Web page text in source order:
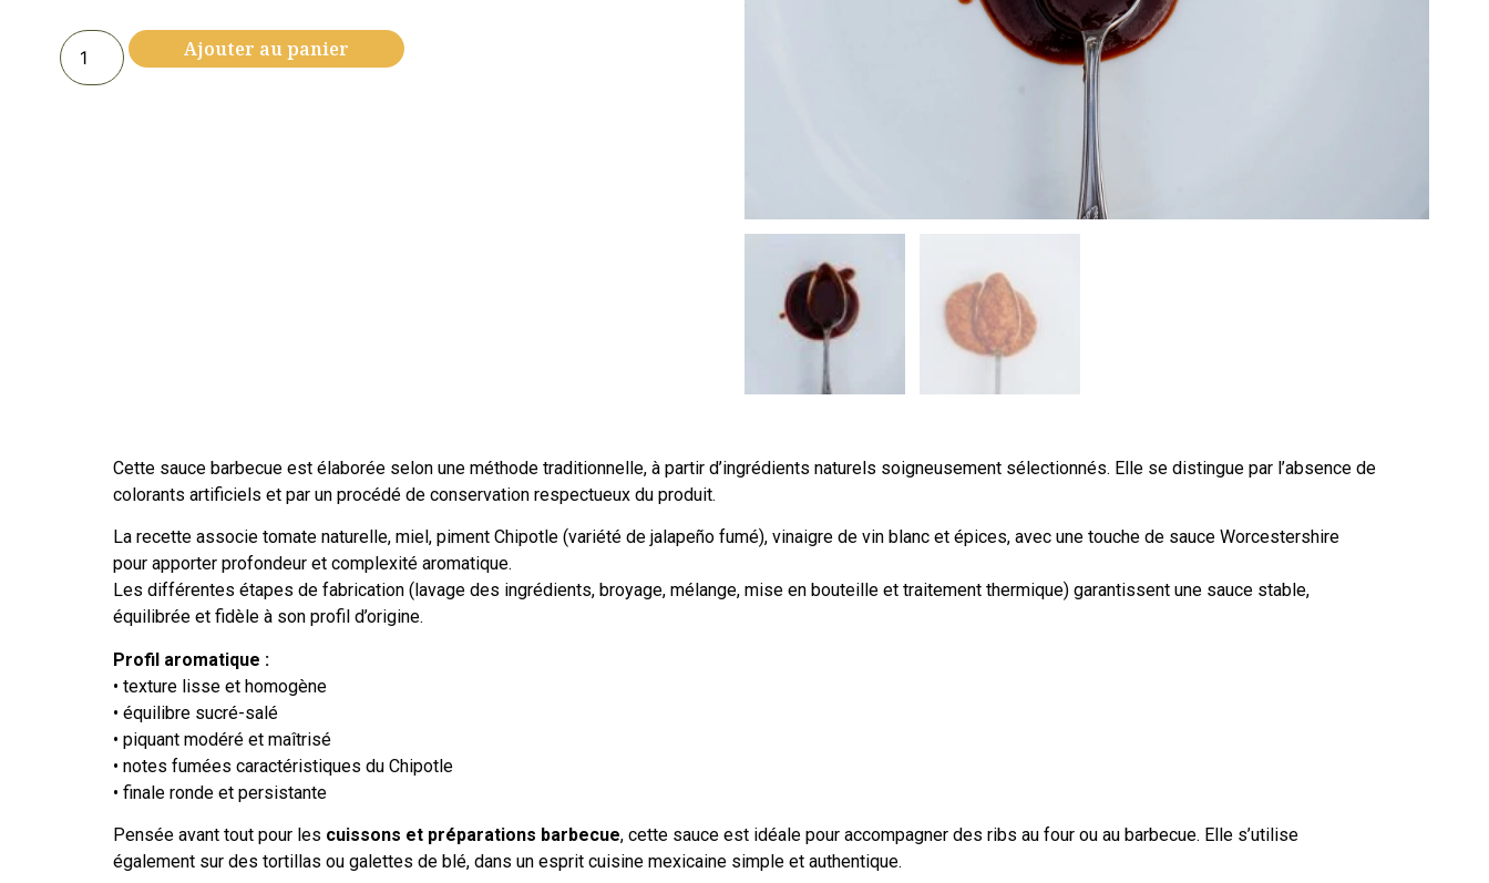
Ajouter au panier
Cette sauce barbecue est élaborée selon une méthode traditionnelle, à partir d’ingrédients naturels soigneusement sélectionnés. Elle se distingue par l’absence de
colorants artificiels et par un procédé de conservation respectueux du produit.
La recette associe tomate naturelle, miel, piment Chipotle (variété de jalapeño fumé), vinaigre de vin blanc et épices, avec une touche de sauce Worcestershire
pour apporter profondeur et complexité aromatique.
Les différentes étapes de fabrication (lavage des ingrédients, broyage, mélange, mise en bouteille et traitement thermique) garantissent une sauce stable,
équilibrée et fidèle à son profil d’origine.
Profil aromatique :
• texture lisse et homogène
• équilibre sucré-salé
• piquant modéré et maîtrisé
• notes fumées caractéristiques du Chipotle
• finale ronde et persistante
Pensée avant tout pour les cuissons et préparations barbecue, cette sauce est idéale pour accompagner des ribs au four ou au barbecue. Elle s’utilise
également sur des tortillas ou galettes de blé, dans un esprit cuisine mexicaine simple et authentique.